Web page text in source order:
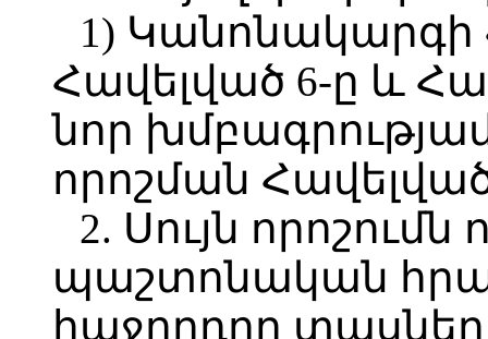
1) Կանոնակարգի
Հավելված 6-ը և
նոր
որոշման
2. Սույն որոշումն
պաշտոնական
հաջորդող